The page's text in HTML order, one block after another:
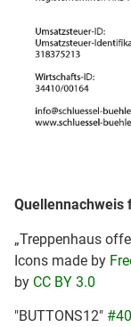
Quellennachweis
„Treppenhaus
Icons made by
by CC BY 3.0
"BUTTONS12"